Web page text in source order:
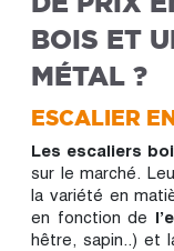
BOIS ET
MÉTAL ?
ESCALIER
Les escaliers
sur le marché.
la variété en
en fonction de
hêtre, sapin..) et